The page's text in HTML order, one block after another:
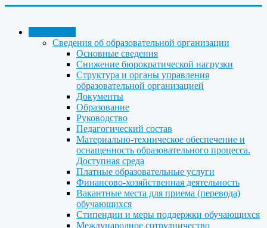
Сведения об образовательной организации
Основные сведения
Снижение бюрократической нагрузки
Структура и органы управления
образовательной организацией
Документы
Образование
Руководство
Педагогический состав
Материально-техническое обеспечение и
оснащенность образовательного процесса.
Доступная среда
Платные образовательные услуги
Финансово-хозяйственная деятельность
Вакантные места для приема (перевода)
обучающихся
Стипендии и меры поддержки обучающихся
Международное сотрудничество